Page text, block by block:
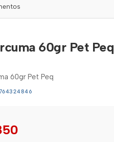
60gr Pet Peq
60gr Pet Peq